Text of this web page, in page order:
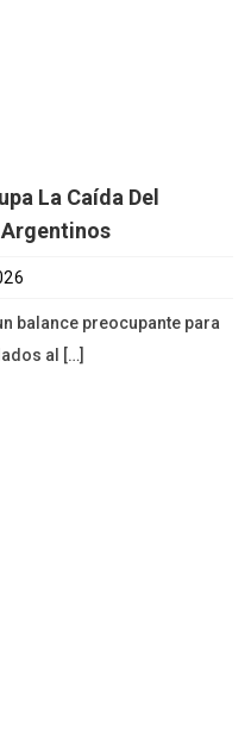
La Caída Del
Argentinos
balance preocupante para
al […]